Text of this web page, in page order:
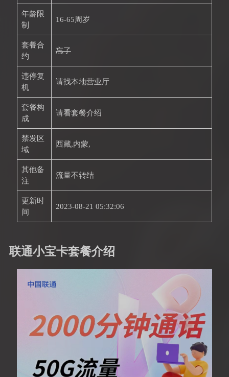
年龄限
制
16-65周岁
套餐合
约
忘了
违停复
机
请找本地营业厅
套餐构
成
请看套餐介绍
禁发区
域
西藏,内蒙,
其他备
注
流量不转结
更新时
间
2023-08-21 05:32:06
联通小宝卡套餐介绍